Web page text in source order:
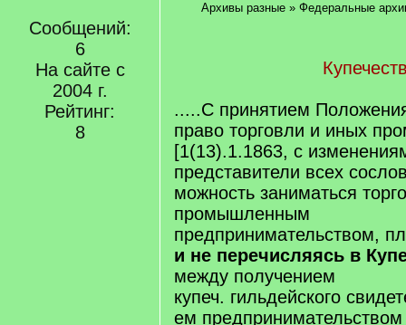
Сообщений:
6
На сайте с
2004 г.
Рейтинг:
8
Архивы разные » Федеральные
.....С при­ня­ти­ем
пра­во тор­гов­ли и иных
[1(13).1.1863, с
пред­ста­ви­те­ли всех
мож­ность за­ни­мать­ся
промышленным
пред­при­ни­матель­ст­вом,
и не пе­ре­чи­сля­ясь в
меж­ду по­лу­че­ни­ем
ку­печ. гиль­дей­ско­го
ем